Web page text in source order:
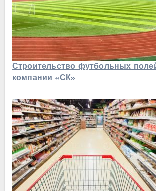
Строительство футбольных
компании «СК»